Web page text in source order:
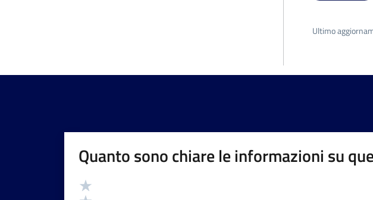
Ultimo
Quanto sono chiare le informazioni su
Valutazione